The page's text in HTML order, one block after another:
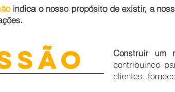
indica o nosso propósito de existir, a
Construir um
contribuindo
clientes,